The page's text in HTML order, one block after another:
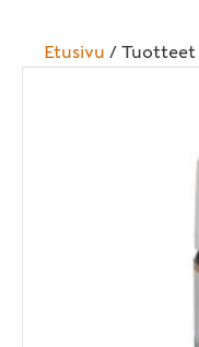
Etusivu / Tuotteet